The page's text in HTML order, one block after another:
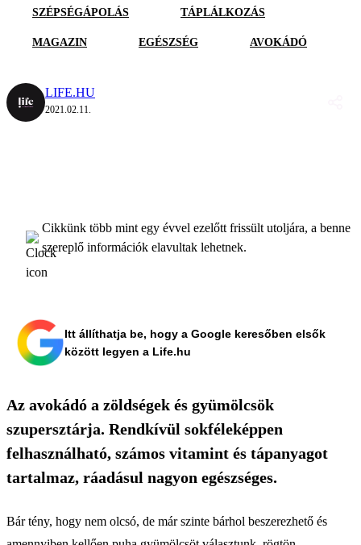
SZÉPSÉGÁPOLÁS TÁPLÁLKOZÁS
MAGAZIN EGÉSZSÉG AVOKÁDÓ
LIFE.HU
2021.02.11.
Cikkünk több mint egy évvel ezelőtt frissült utoljára, a benne
szereplő információk elavultak lehetnek.
Itt állíthatja be, hogy a Google keresőben elsők
között legyen a Life.hu
Az avokádó a zöldségek és gyümölcsök
szupersztárja. Rendkívül sokféleképpen
felhasználható, számos vitamint és tápanyagot
tartalmaz, ráadásul nagyon egészséges.
Bár tény, hogy nem olcsó, de már szinte bárhol beszerezhető és